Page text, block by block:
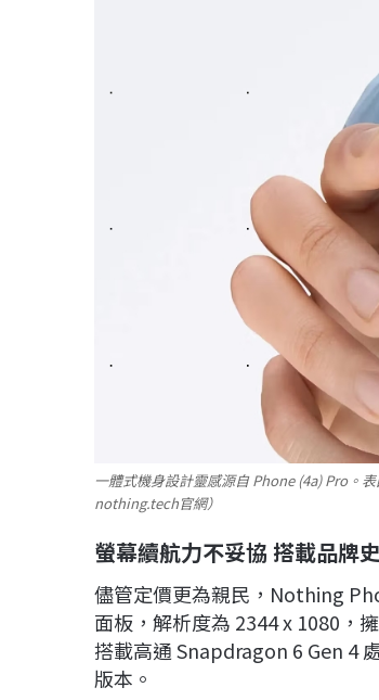
一體式機身設計靈感源自 Phone (4a) Pro。
nothing.tech官網）
螢幕續航力不妥協 搭載品牌
儘管定價更為親民，Nothing
面板，解析度為 2344 x 1080，
搭載高通 Snapdragon 6 Gen 4
版本。